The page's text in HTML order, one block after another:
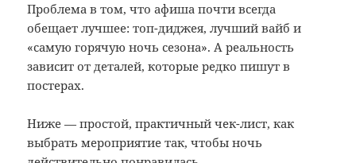
Проблема в том, что афиша почти всегда
обещает лучшее: топ-диджея, лучший вайб и
«самую горячую ночь сезона». А реальность
зависит от деталей, которые редко пишут в
постерах.
Ниже — простой, практичный чек-лист, как
выбрать мероприятие так, чтобы ночь